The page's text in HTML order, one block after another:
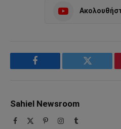
Facebook Twitter
Sahiel Newsroom
Facebook PinterestInstagram
Tumblr